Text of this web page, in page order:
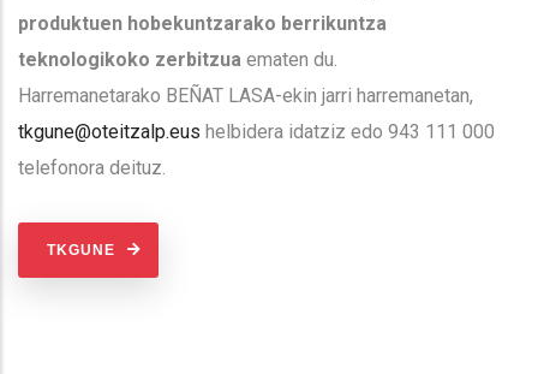
produktuen hobekuntzarako berrikuntza
teknologikoko zerbitzua ematen du.
Harremanetarako BEÑAT LASA-ekin jarri harremanetan,
tkgune@oteitzalp.eus helbidera idatziz edo 943 111 000
telefonora deituz.
TKGUNE